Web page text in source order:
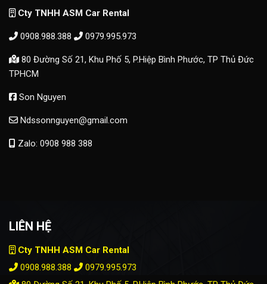
Cty TNHH ASM Car Rental
0908.988.388 0979.995.973
80 Đường Số 21, Khu Phố 5, P.Hiệp Bình Phước, TP Thủ Đức
TPHCM
Son Nguyen
Ndssonnguyen@gmail.com
Zalo: 0908 988 388
LIÊN HỆ
Cty TNHH ASM Car Rental
0908.988.388
0979.995.973